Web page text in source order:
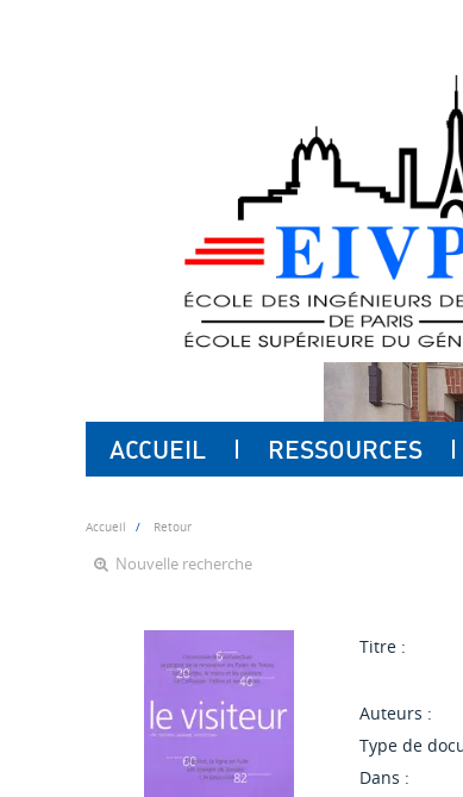
ACCUEIL RESSOURCES
Accueil Retour
Nouvelle recherche
Titre :
Auteurs :
Type de
Dans :